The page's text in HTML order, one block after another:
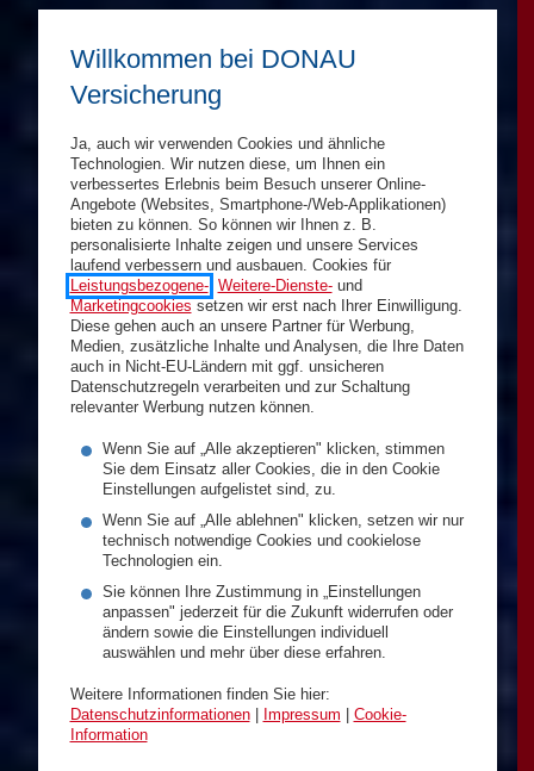
Willkommen bei DONAU
Versicherung
Ja, auch wir verwenden Cookies und ähnliche
Technologien. Wir nutzen diese, um Ihnen ein
verbessertes Erlebnis beim Besuch unserer Online-
Angebote (Websites, Smartphone-/Web-Applikationen)
bieten zu können. So können wir Ihnen z. B.
personalisierte Inhalte zeigen und unsere Services
laufend verbessern und ausbauen. Cookies für
Leistungsbezogene-, Weitere-Dienste-und
Marketingcookies setzen wir erst nach Ihrer Einwilligung.
Diese gehen auch an unsere Partner für Werbung,
Medien, zusätzliche Inhalte und Analysen, die Ihre Daten
auch in Nicht-EU-Ländern mit ggf. unsicheren
Datenschutzregeln verarbeiten und zur Schaltung
relevanter Werbung nutzen können.
Wenn Sie auf „Alle akzeptieren" klicken, stimmen
Sie dem Einsatz aller Cookies, die in den Cookie
Einstellungen aufgelistet sind, zu.
Wenn Sie auf „Alle ablehnen" klicken, setzen wir nur
technisch notwendige Cookies und cookielose
Technologien ein.
Sie können Ihre Zustimmung in „Einstellungen
anpassen" jederzeit für die Zukunft widerrufen oder
ändern sowie die Einstellungen individuell
auswählen und mehr über diese erfahren.
Weitere Informationen finden Sie hier:
Datenschutzinformationen| Impressum
Cookie-
Information